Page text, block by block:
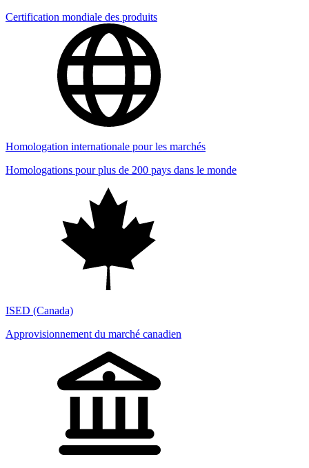
Certification mondiale des produits
Homologation internationale pour les marchés
Homologations pour plus de 200 pays dans le monde
ISED (Canada)
Approvisionnement du marché canadien